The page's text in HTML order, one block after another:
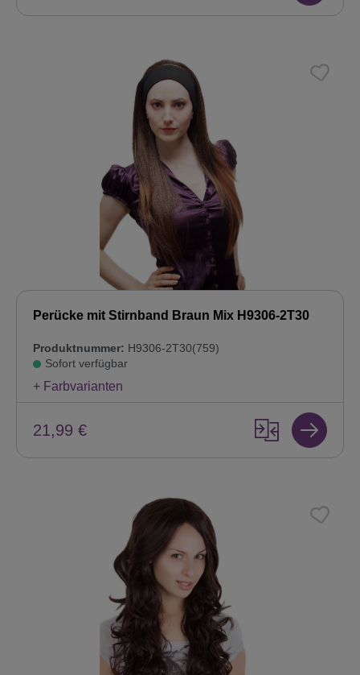
Perücke mit Stirnband Braun Mix H9306-2T30
Produktnummer: H9306-2T30(759)
Sofort verfügbar
+ Farbvarianten
21,99 €